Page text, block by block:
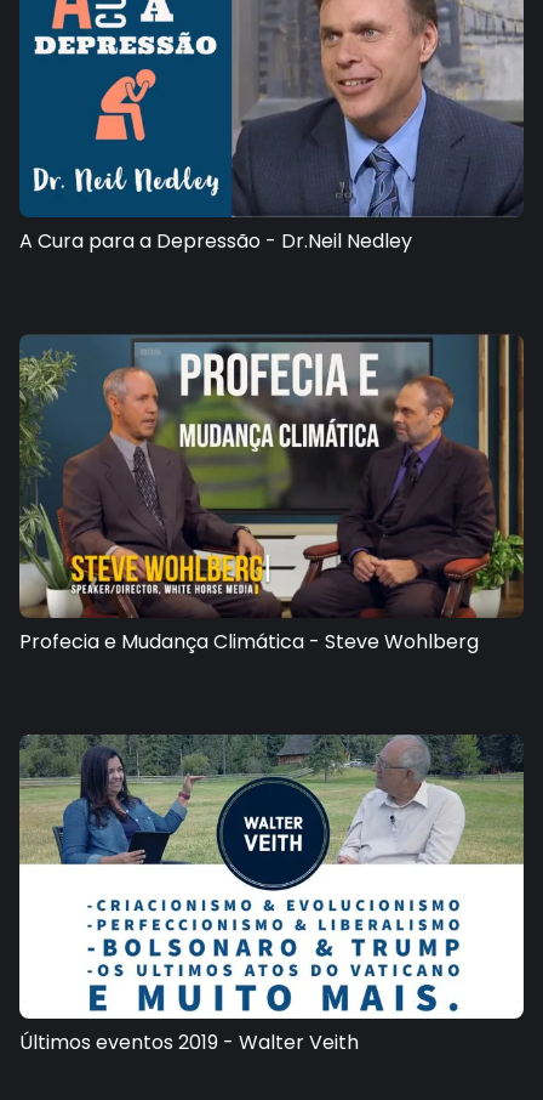
A Cura para a Depressão - Dr.Neil Nedley
Profecia e Mudança Climática - Steve Wohlberg
Últimos eventos 2019 - Walter Veith